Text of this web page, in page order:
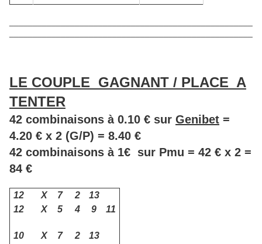
LE COUPLE GAGNANT / PLACE A
TENTER
42 combinaisons à 0.10 € sur Genibet =
4.20 € x 2 (G/P) = 8.40 €
42 combinaisons à 1€ sur Pmu = 42 € x 2 =
84 €
12 X 7 2
13
12
X 5 4 9 11
10 X 7 2
13